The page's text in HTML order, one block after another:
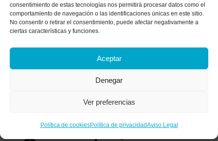
consentimiento de estas tecnologías nos permitirá procesar datos como el
comportamiento de navegación o las identificaciones únicas en este sitio.
No consentir o retirar el consentimiento, puede afectar negativamente a
ciertas características y funciones.
Aceptar
Denegar
Ver preferencias
Política de cookiesPolítica de privacidadAviso Legal
malestar?
Historia de un matrimonio bajo el microscopio: el
¿Tratas de parar tu mente? Descubre por qué
luchar contra tus pensamientos los vuelve más
La anestesia colectiva: Alcoholismo funcional y